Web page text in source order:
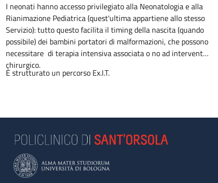
I neonati hanno accesso privilegiato alla Neonatologia e alla
Rianimazione Pediatrica (quest'ultima appartiene allo stesso
Servizio): tutto questo facilita il timing della nascita (quando
possibile) dei bambini portatori di malformazioni, che possono
necessitare di terapia intensiva associata o no ad intervento
chirurgico.
È strutturato un percorso Ex.I.T.